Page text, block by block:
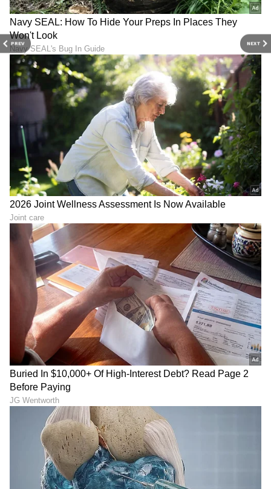
PREV NEXT
7
ಶೀತದ ವಿರುದ್ಧ ಹೋರಾಡಲು ಸಹಾಯ
ಮಳೆಗಾಲವು ಶೀತ ಮತ್ತು ಜ್ವರದ ಅಪಾಯವನ್ನು ಹೆಚ್ಚಿಸುತ್ತದೆ,
ಇದರಿಂದಾಗಿ ಜನರು ಮತ್ತೆ ಮತ್ತೆ ಅನಾರೋಗ್ಯಕ್ಕೆ
ಒಳಗಾಗುತ್ತಾರೆ. ಹೀಗಿರೋವಾಗ, ಬಿಸಿ ಬಿಸಿ ಸೂಪ್
ಕುಡಿಯೋದ್ರಿಂದ ಶೀತ, ಜ್ವರದ ವಿರುದ್ಧ ಹೋರಾಡಬಹುದು.
7
7
ರೋಗ ನಿರೋಧಕ ಶಕ್ತಿ ವರ್ಧಕ